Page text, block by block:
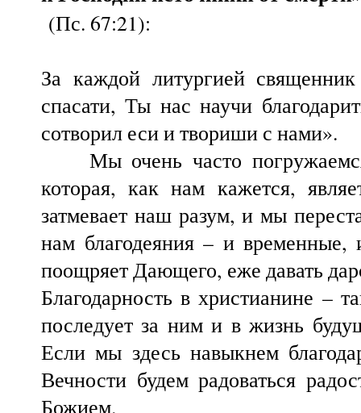
(Пс. 67:21):
За каждой литургией
спасати, Ты нас научи
сотворил еси и твориши с нами».
Мы очень часто погружаемся
которая, как нам кажется,
затмевает наш разум, и мы
нам благодеяния – и
поощряет Дающего, еже давать
Благодарность в христианине –
последует за ним и в жизнь
Если мы здесь навыкнем
Вечности будем радоваться
Божием.